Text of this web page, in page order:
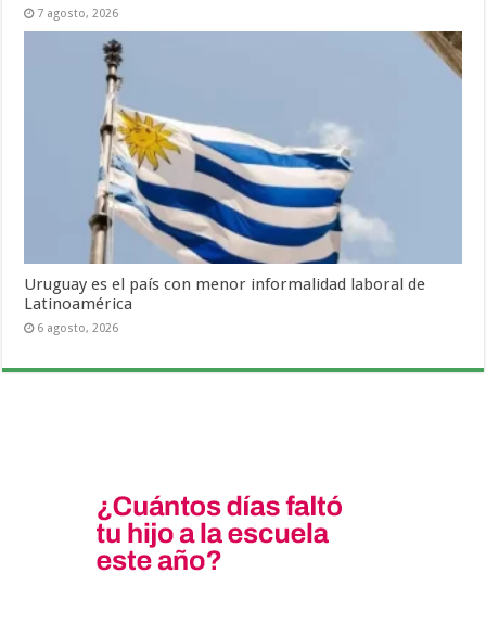
7 agosto, 2026
Uruguay es el país con menor informalidad laboral de
Latinoamérica
6 agosto, 2026